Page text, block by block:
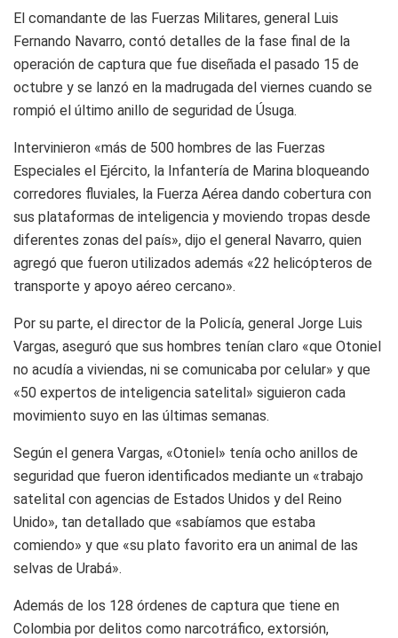
El comandante de las Fuerzas Militares, general Luis
Fernando Navarro, contó detalles de la fase final de la
operación de captura que fue diseñada el pasado 15 de
octubre y se lanzó en la madrugada del viernes cuando se
rompió el último anillo de seguridad de Úsuga.
Intervinieron «más de 500 hombres de las Fuerzas
Especiales el Ejército, la Infantería de Marina bloqueando
corredores fluviales, la Fuerza Aérea dando cobertura con
sus plataformas de inteligencia y moviendo tropas desde
diferentes zonas del país», dijo el general Navarro, quien
agregó que fueron utilizados además «22 helicópteros de
transporte y apoyo aéreo cercano».
Por su parte, el director de la Policía, general Jorge Luis
Vargas, aseguró que sus hombres tenían claro «que Otoniel
no acudía a viviendas, ni se comunicaba por celular» y que
«50 expertos de inteligencia satelital» siguieron cada
movimiento suyo en las últimas semanas.
Según el genera Vargas, «Otoniel» tenía ocho anillos de
seguridad que fueron identificados mediante un «trabajo
satelital con agencias de Estados Unidos y del Reino
Unido», tan detallado que «sabíamos que estaba
comiendo» y que «su plato favorito era un animal de las
selvas de Urabá».
Además de los 128 órdenes de captura que tiene en
Colombia por delitos como narcotráfico, extorsión,